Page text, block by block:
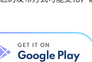
GET IT ON
Google Play